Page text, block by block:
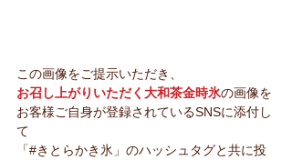
この画像をご提示いただき、
お召し上がりいただく大和茶金時氷の画像を
お客様ご自身が登録されているSNSに添付し
て
「#きとらかき氷」のハッシュタグと共に投